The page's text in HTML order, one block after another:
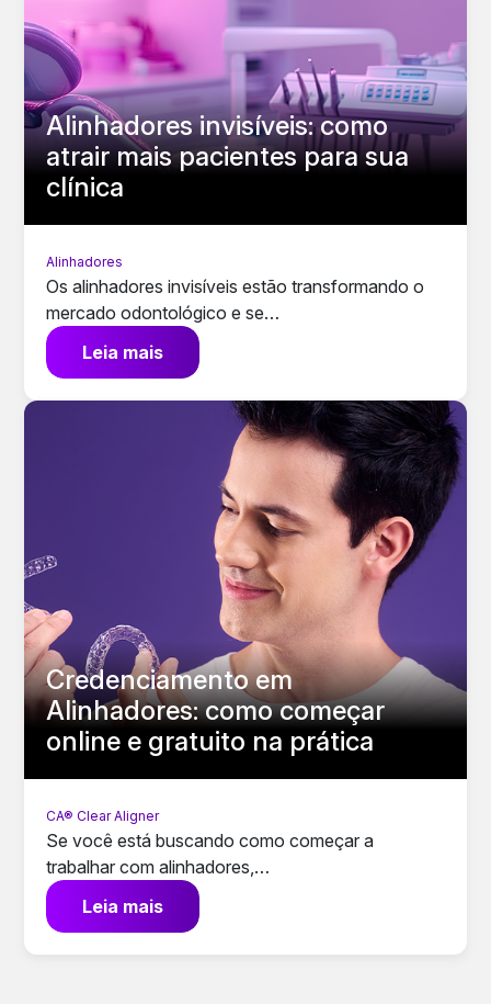
Alinhadores invisíveis: como
atrair mais pacientes para sua
clínica
Alinhadores
Os alinhadores invisíveis estão transformando o
mercado odontológico e se…
Leia mais
Credenciamento em
Alinhadores: como começar
online e gratuito na prática
CA® Clear Aligner
Se você está buscando como começar a
trabalhar com alinhadores,…
Leia mais